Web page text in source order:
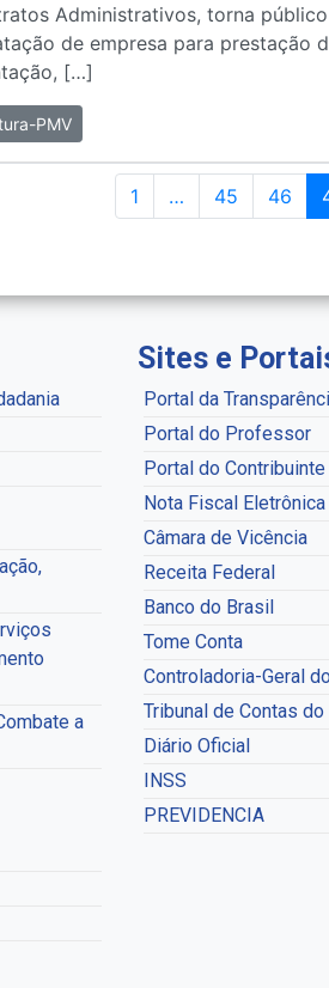
Administrativos, torna
de empresa para prestação
[…]
PMV
1 … 45 46
a
Sites e
Portal da
Portal do Professor
Portal do Contribuinte
Nota Fiscal Eletrônica
Câmara de Vicência
Receita Federal
Banco do Brasil
Tome Conta
Controladoria-Geral
Tribunal de Contas
Diário Oficial
INSS
PREVIDENCIA